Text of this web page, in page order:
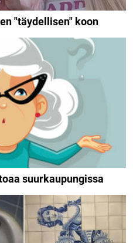
"täydellisen" koon
suurkaupungissa